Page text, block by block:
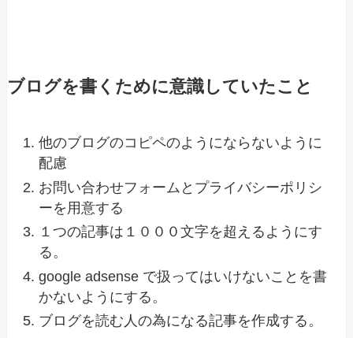
ブログを書くために意識していたこと
他のブログのコピペのようにならないように
配慮
お問い合わせフォームとプライバシーポリシ
ーを用意する
１つの記事は１０００文字を超えるようにす
る。
google adsense で扱ってはいけないことを書
かないようにする。
ブログを読む人の為になる記事を作成する。